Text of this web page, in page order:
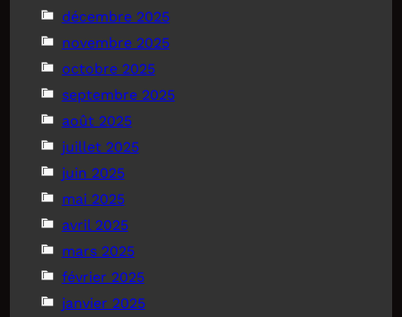
décembre 2025
novembre 2025
octobre 2025
septembre 2025
août 2025
juillet 2025
juin 2025
mai 2025
avril 2025
mars 2025
février 2025
janvier 2025